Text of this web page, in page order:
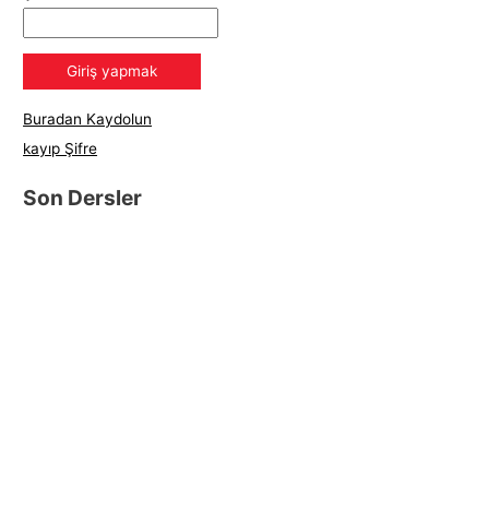
Buradan Kaydolun
kayıp Şifre
Son Dersler